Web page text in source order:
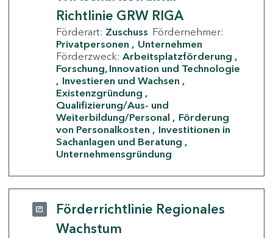
Richtlinie GRW RIGA
Förderart: Zuschuss Fördernehmer:
Privatpersonen
Unternehmen
Förderzweck: Arbeitsplatzförderung
Forschung, Innovation und Technologie
Investieren und Wachsen
Existenzgründung
Qualifizierung/Aus- und
Weiterbildung/Personal
Förderung
von Personalkosten
Investitionen in
Sachanlagen und Beratung
Unternehmensgründung
Förderrichtlinie Regionales
Wachstum